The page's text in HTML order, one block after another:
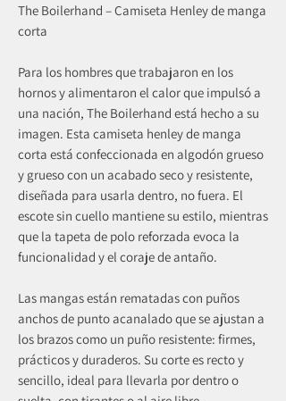
The Boilerhand – Camiseta Henley de manga
corta
Para los hombres que trabajaron en los
hornos y alimentaron el calor que impulsó a
una nación, The Boilerhand está hecho a su
imagen. Esta camiseta henley de manga
corta está confeccionada en algodón grueso
y grueso con un acabado seco y resistente,
diseñada para usarla dentro, no fuera. El
escote sin cuello mantiene su estilo, mientras
que la tapeta de polo reforzada evoca la
funcionalidad y el coraje de antaño.
Las mangas están rematadas con puños
anchos de punto acanalado que se ajustan a
los brazos como un puño resistente: firmes,
prácticos y duraderos. Su corte es recto y
sencillo, ideal para llevarla por dentro o